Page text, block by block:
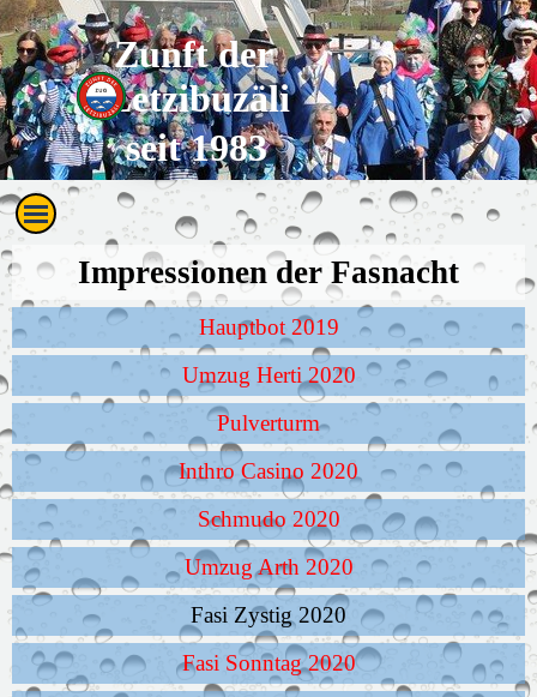
Direkt zum Seiteninhalt
Zunft der
Letzibuzäli
seit 1983
Menü überspringen
Impressionen der Fasnacht
Hauptbot 2019
Umzug Herti 2020
Pulverturm
Inthro Casino 2020
Schmudo 2020
Umzug Arth 2020
Fasi Zystig 2020
Fasi Sonntag 2020